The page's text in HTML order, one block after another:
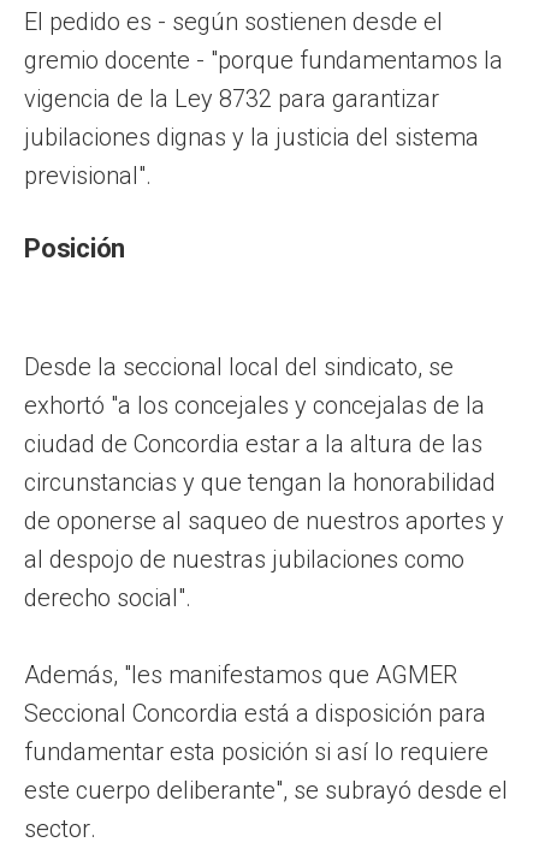
El pedido es - según sostienen desde el
gremio docente - "porque fundamentamos la
vigencia de la Ley 8732 para garantizar
jubilaciones dignas y la justicia del sistema
previsional".
Posición
Desde la seccional local del sindicato, se
exhortó "a los concejales y concejalas de la
ciudad de Concordia estar a la altura de las
circunstancias y que tengan la honorabilidad
de oponerse al saqueo de nuestros aportes y
al despojo de nuestras jubilaciones como
derecho social".
Además, "les manifestamos que AGMER
Seccional Concordia está a disposición para
fundamentar esta posición si así lo requiere
este cuerpo deliberante", se subrayó desde el
sector.